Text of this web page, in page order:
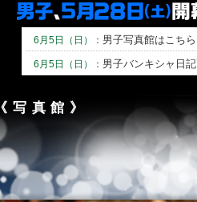
6月5日（日）： 男子写真館はこちら
6月5日（日）： 男子バンキシャ日記
《写真館》